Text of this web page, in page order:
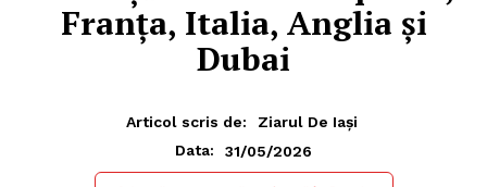
Franța, Italia, Anglia și
Dubai
Articol scris de:
Ziarul De Iași
Data:
31/05/2026